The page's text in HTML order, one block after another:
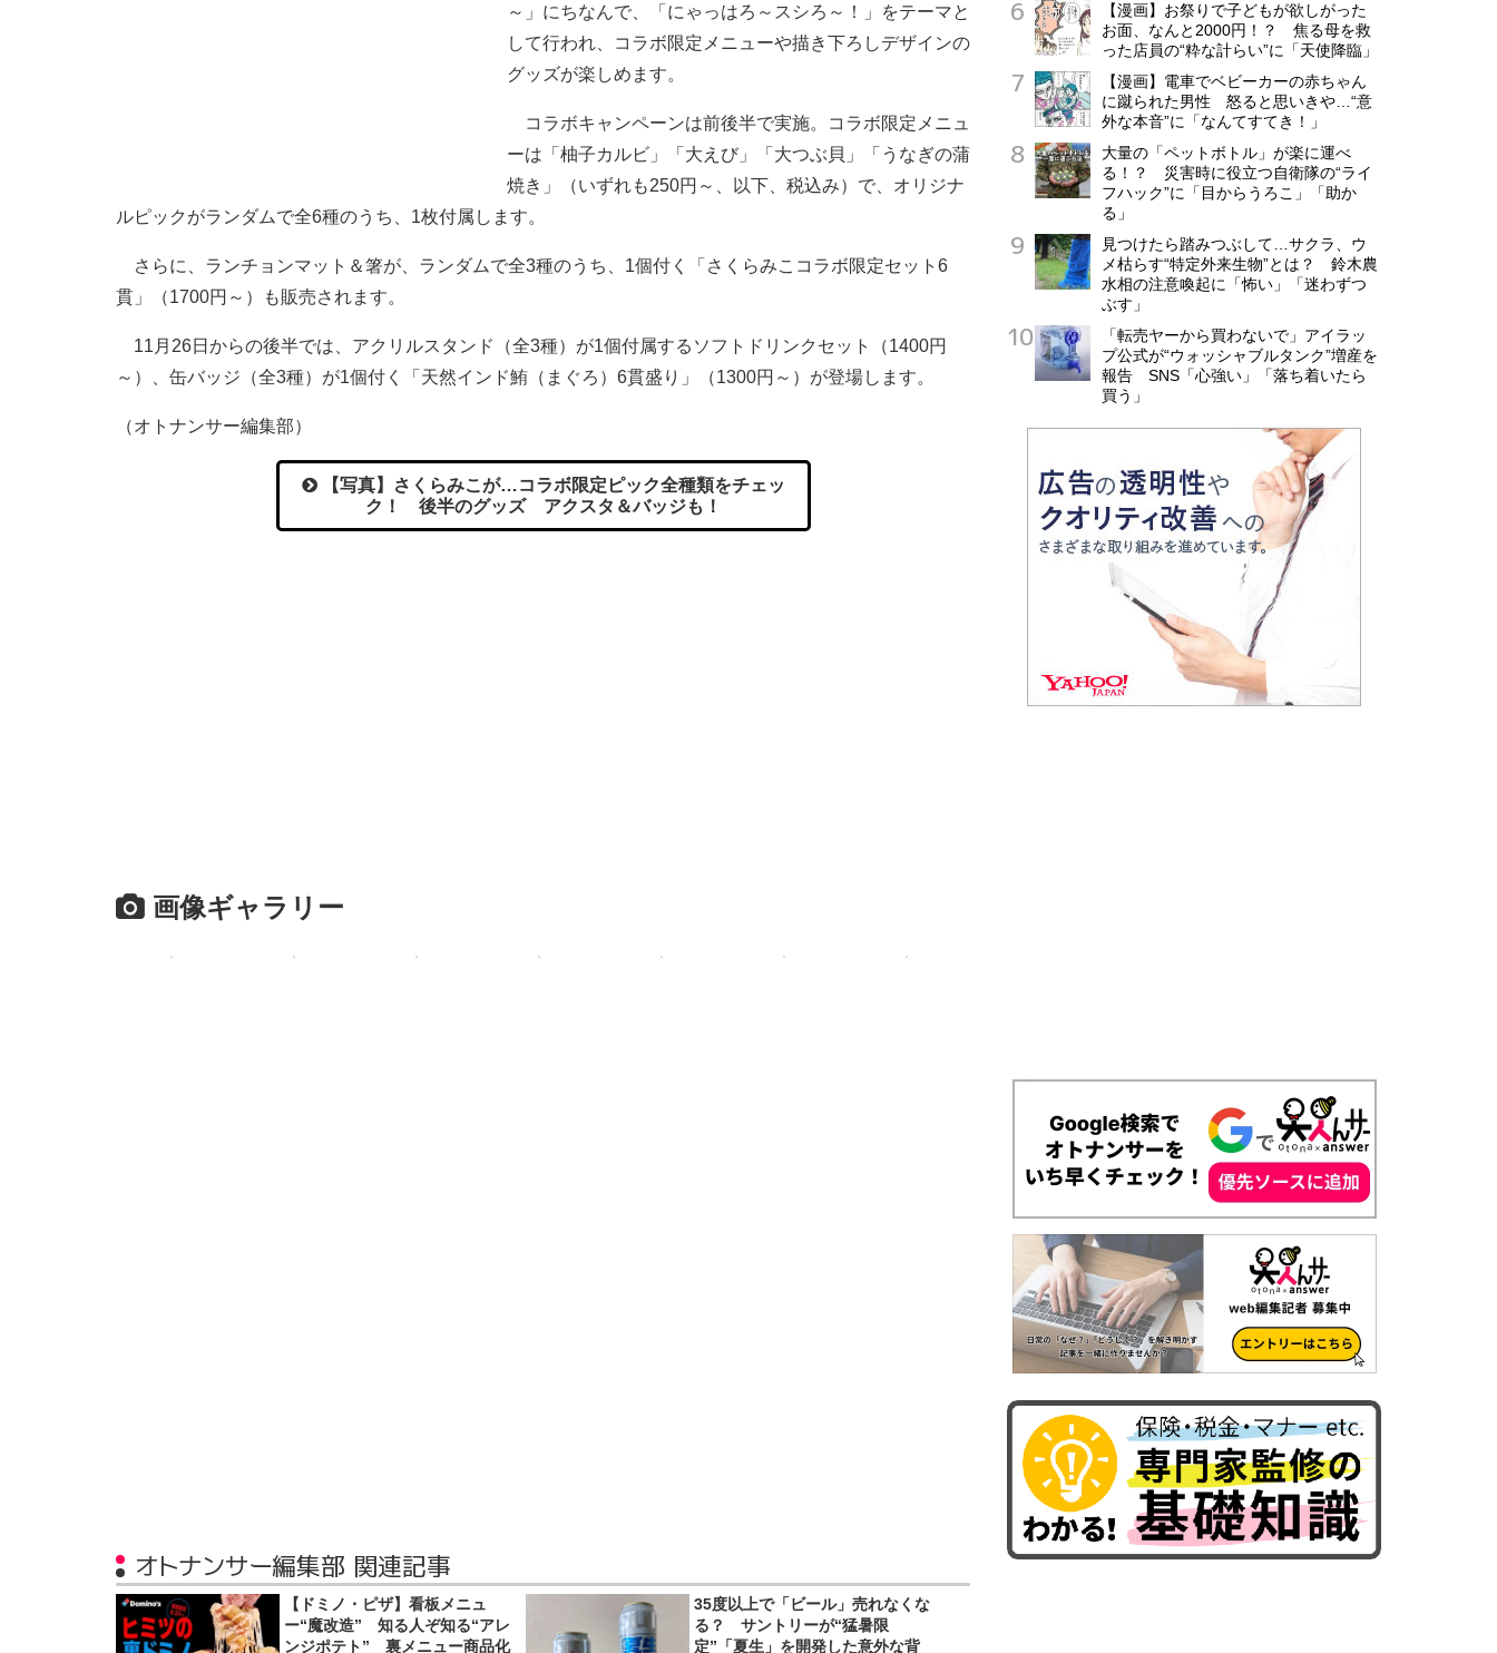
～」にちなんで、「にゃっはろ～スシろ～！」をテーマと
して行われ、コラボ限定メニューや描き下ろしデザインの
グッズが楽しめます。
コラボキャンペーンは前後半で実施。コラボ限定メニュ
ーは「柚子カルビ」「大えび」「大つぶ貝」「うなぎの蒲
焼き」（いずれも250円～、以下、税込み）で、オリジナ
ルピックがランダムで全6種のうち、1枚付属します。
さらに、ランチョンマット＆箸が、ランダムで全3種のうち、1個付く「さくらみこコラボ限定セット6
貫」（1700円～）も販売されます。
11月26日からの後半では、アクリルスタンド（全3種）が1個付属するソフトドリンクセット（1400円
～）、缶バッジ（全3種）が1個付く「天然インド鮪（まぐろ）6貫盛り」（1300円～）が登場します。
（オトナンサー編集部）
【写真】さくらみこが…コラボ限定ピック全種類をチェッ
ク！ 後半のグッズ アクスタ＆バッジも！
画像ギャラリー
オトナンサー編集部 関連記事
【ドミノ・ピザ】看板メニュ
ー“魔改造” 知る人ぞ知る“アレ
ンジポテト” 裏メニュー商品化
35度以上で「ビール」売れなくな
る？ サントリーが“猛暑限
定”「夏生」を開発した意外な背
【漫画】お祭りで子どもが欲しがった
お面、なんと2000円！？ 焦る母を救
った店員の“粋な計らい”に「天使降臨」
【漫画】電車でベビーカーの赤ちゃん
に蹴られた男性 怒ると思いきや…“意
外な本音”に「なんてすてき！」
大量の「ペットボトル」が楽に運べ
る！？ 災害時に役立つ自衛隊の“ライ
フハック”に「目からうろこ」「助か
る」
見つけたら踏みつぶして…サクラ、ウ
メ枯らす“特定外来生物”とは？ 鈴木農
水相の注意喚起に「怖い」「迷わずつ
ぶす」
「転売ヤーから買わないで」アイラッ
プ公式が“ウォッシャブルタンク”増産を
報告 SNS「心強い」「落ち着いたら
買う」